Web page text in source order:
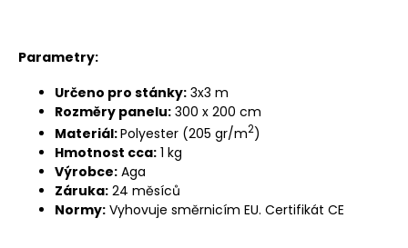
Parametry:
Určeno pro stánky: 3x3 m
Rozměry panelu: 300 x 200 cm
Materiál:Polyester (205 gr/m2)
Hmotnost cca: 1 kg
Výrobce: Aga
Záruka: 24 měsíců
Normy: Vyhovuje směrnicím EU. Certifikát CE